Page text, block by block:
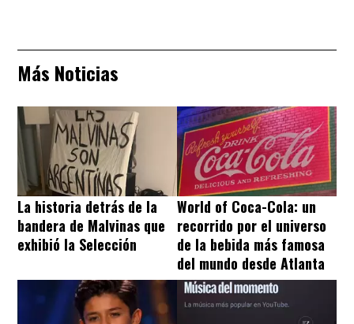
Más Noticias
La historia detrás de la
bandera de Malvinas que
exhibió la Selección
World of Coca-Cola: un
recorrido por el universo
de la bebida más famosa
del mundo desde Atlanta